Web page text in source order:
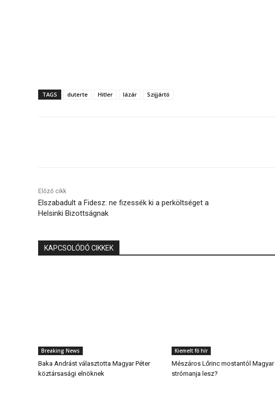
TAGS duterte Hitler lázár Szijjártó
Előző cikk
Elszabadult a Fidesz: ne fizessék ki a perköltséget a
Helsinki Bizottságnak
KAPCSOLÓDÓ CIKKEK
Breaking News
Baka Andrást választotta Magyar Péter
köztársasági elnöknek
Kiemelt fő hír
Mészáros Lőrinc mostantól Magyar
strómanja lesz?